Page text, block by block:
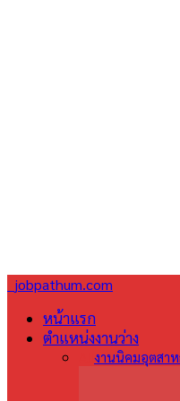
jobpathum.com
หน้าแรก
ตำแหน่งงานว่าง
งานนิคมอุตสา